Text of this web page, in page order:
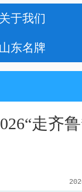
关于我们
山东名牌
走齐